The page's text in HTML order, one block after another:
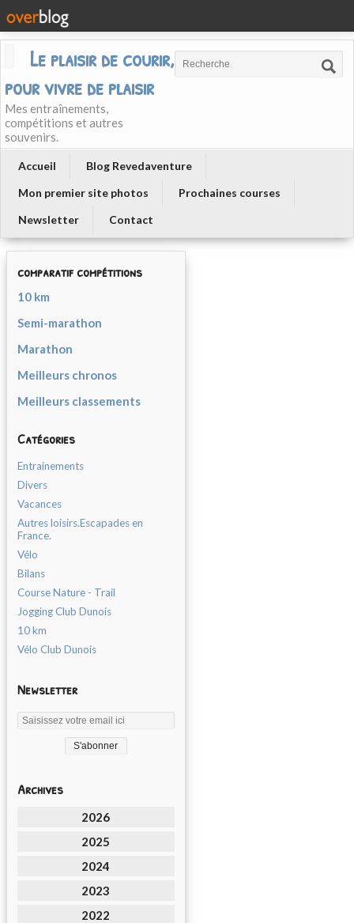
Le plaisir de courir, courir
pour vivre de plaisir
Mes entraînements,
compétitions et autres
souvenirs.
Accueil
Blog Revedaventure
Mon premier site photos
Prochaines courses
Newsletter
Contact
comparatif compétitions
10 km
Semi-marathon
Marathon
Meilleurs chronos
Meilleurs classements
Catégories
Entrainements
Divers
Vacances
Autres loisirs.Escapades en
France.
Vélo
Bilans
Course Nature - Trail
Jogging Club Dunois
10 km
Vélo Club Dunois
Newsletter
Archives
2026
2025
2024
2023
2022